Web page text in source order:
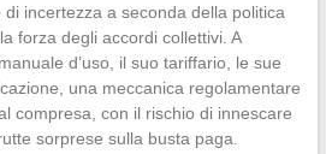
incertezza a seconda della politica
forza degli accordi collettivi. A
d’uso, il suo tariffario, le sue
una meccanica regolamentare
compresa, con il rischio di innescare
sorprese sulla busta paga.